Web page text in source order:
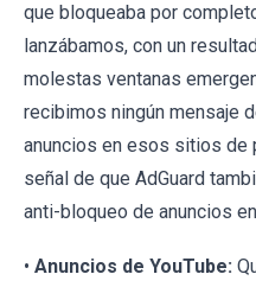
que bloqueaba por
lanzábamos, con un
molestas ventanas
recibimos ningún mensaje
anuncios en esos sitios de
señal de que AdGuard
anti-bloqueo de anuncios
• Anuncios de YouTube: